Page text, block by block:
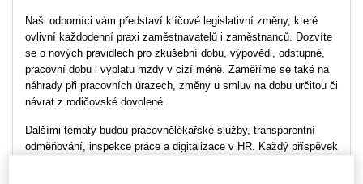
Naši odborníci vám představí klíčové legislativní změny, které
ovlivní každodenní praxi zaměstnavatelů i zaměstnanců. Dozvíte
se o nových pravidlech pro zkušební dobu, výpovědi, odstupné,
pracovní dobu i výplatu mzdy v cizí měně. Zaměříme se také na
náhrady při pracovních úrazech, změny u smluv na dobu určitou či
návrat z rodičovské dovolené.
Dalšími tématy budou pracovnělékařské služby, transparentní
odměňování, inspekce práce a digitalizace v HR. Každý příspěvek